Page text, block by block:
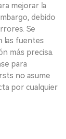
mejorar la
debido
Se
las fuentes
más precisa.
para
no asume
por cualquier